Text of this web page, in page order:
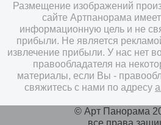
Размещение изображений
сайте Артпанорама
информационную цель и не
прибыли. Не является
извлечение прибыли. У нас нет
правообладателя на
материалы, если Вы -
свяжитесь с нами по адресу
© Арт Панорама
все права